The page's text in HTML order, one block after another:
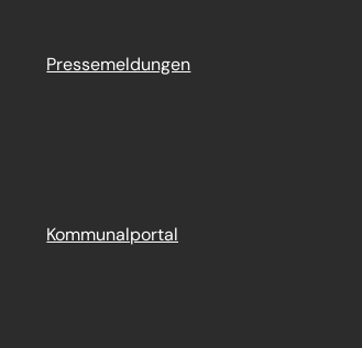
Pressemeldungen
Kommunalportal